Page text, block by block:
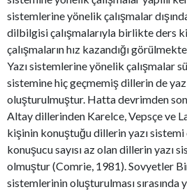
sistemlerine yönelik çalışmalar
dilbilgisi çalışmalarıyla birlikte ders
çalışmaların hız kazandığı
Yazı sistemlerine yönelik çalışmalar
sistemine hiç geçmemiş dillerin de
oluşturulmuştur. Hatta devrimden
Altay dillerinden Karelce, Vepsçe ve
kişinin konuştuğu dillerin yazı
konuşucu sayısı az olan dillerin yazı
olmuştur (Comrie, 1981). Sovyetler
sistemlerinin oluşturulması sırasında